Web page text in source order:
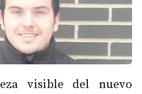
visible del nuevo